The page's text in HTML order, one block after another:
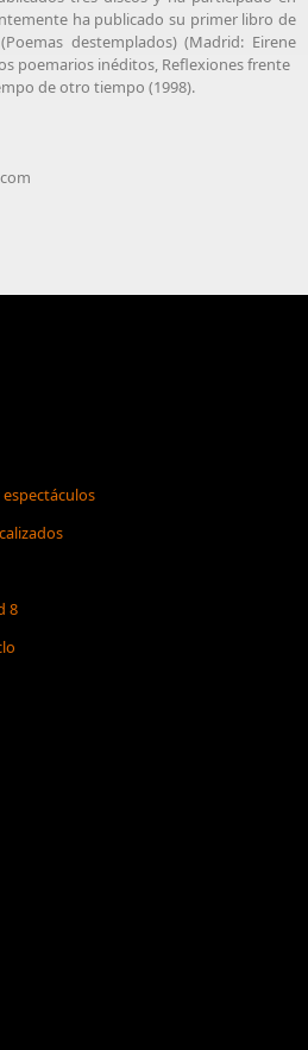
ha publicado su primer libro de
destemplados) (Madrid: Eirene
poemarios inéditos, Reflexiones frente
de otro tiempo (1998).
8